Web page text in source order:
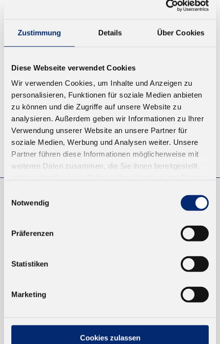
Zustimmung Details Über Cookies
Diese Webseite verwendet Cookies
Wir verwenden Cookies, um Inhalte und Anzeigen zu
personalisieren, Funktionen für soziale Medien anbieten
zu können und die Zugriffe auf unsere Website zu
analysieren. Außerdem geben wir Informationen zu Ihrer
Verwendung unserer Website an unsere Partner für
soziale Medien, Werbung und Analysen weiter. Unsere
Partner führen diese Informationen möglicherweise mit
weiteren Daten zusammen, die Sie ihnen bereitgestellt
Notwendig
Präferenzen
Statistiken
Marketing
Cookies zulassen
REGISTRIEREN
© KLEIBERIT SE & CO. KG, Max-Becker-Str. 4, 76356 Weingarten,
Germany
EINKAUFEN
VERSAND UND ZAHLUNG
EINFACH BEZAHLEN